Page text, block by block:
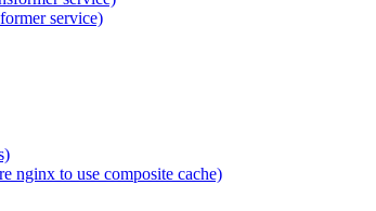
service)
nginx to use composite cache)